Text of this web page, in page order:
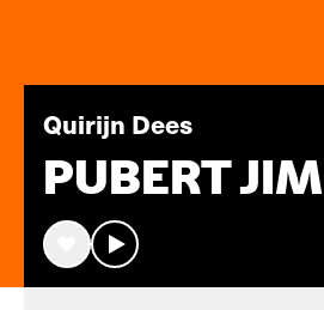
Quirijn Dees
PUBERT